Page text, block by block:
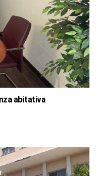
abitativa